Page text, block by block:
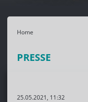
Home
PRESSE
25.05.2021, 11:32